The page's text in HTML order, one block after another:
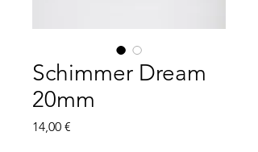
Schimmer Dream
20mm
14,00 €